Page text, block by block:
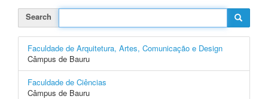
Search
Faculdade de Arquitetura, Artes, Comunicação e Design
Câmpus de Bauru
Faculdade de Ciências
Câmpus de Bauru